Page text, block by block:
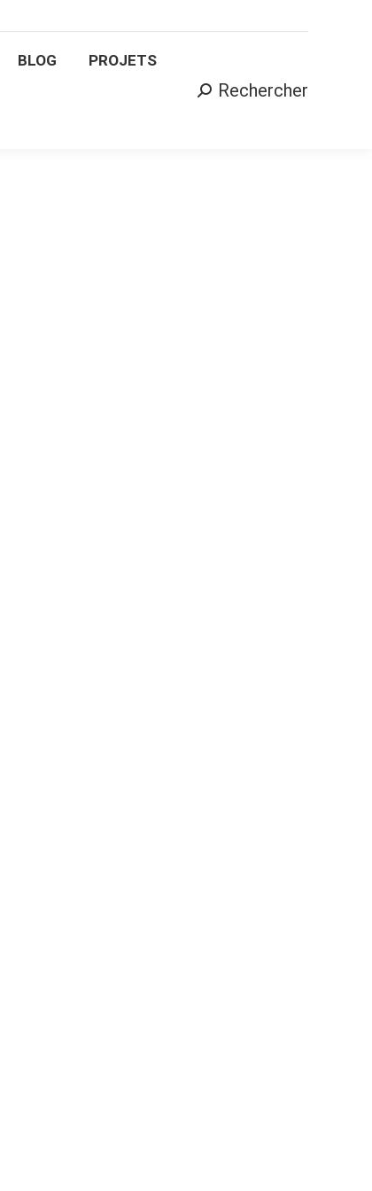
BLOG PROJETS
Search:Rechercher
BLOG PROJETS